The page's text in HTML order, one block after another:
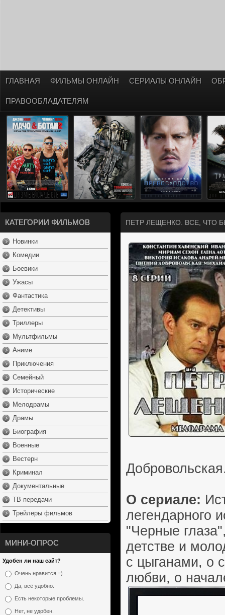
ГЛАВНАЯ ФИЛЬМЫ ОНЛАЙН СЕРИАЛЫ ОНЛАЙН
ПРАВООБЛАДАТЕЛЯМ
КАТЕГОРИИ ФИЛЬМОВ
Новинки
Комедии
Боевики
Ужасы
Фантастика
Детективы
Триллеры
Мультфильмы
Аниме
Приключения
Семейный
Исторические
Мелодрамы
Драмы
Биография
Военные
Вестерн
Криминал
Документальные
ТВ передачи
Трейлеры фильмов
МИНИ-ОПРОС
Удобен ли наш сайт?
Очень нравится =)
Да, всё удобно.
Есть некоторые проблемы.
Нет, не удобен.
ПЕТР ЛЕЩЕНКО. ВСЕ, ЧТО
О сериале:
легендарного
"Черные
детстве и
с цыганами, о
любви, о